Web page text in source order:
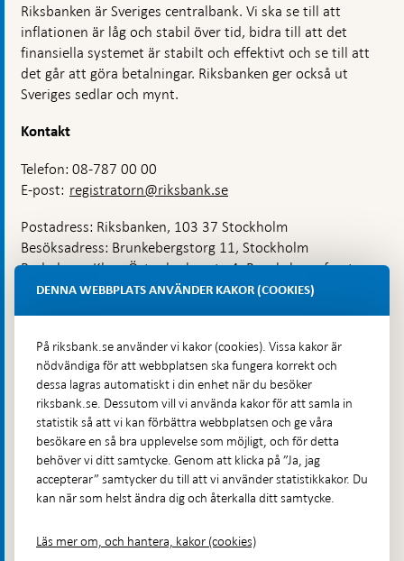
Riksbanken är Sveriges centralbank. Vi ska se till att
inflationen är låg och stabil över tid, bidra till att det
finansiella systemet är stabilt och effektivt och se till att
det går att göra betalningar. Riksbanken ger också ut
Sveriges sedlar och mynt.
Kontakt
Telefon: 08-787 00 00
E-post: registratorn@riksbank.se
Postadress: Riksbanken, 103 37 Stockholm
Besöksadress: Brunkebergstorg 11, Stockholm
Budadress: Klara Östra kyrkogata 4, Brunkebergsfaret,
Lastplats 6
Hitta direkt
Frågor och svar-
Öppnas
i
ny
flik
Till Riksbankens webbarkiv-
Öppnas
i
ny
Presskontakt
Integritetspolicy
DENNA WEBBPLATS ANVÄNDER KAKOR (COOKIES)
På riksbank.se använder vi kakor (cookies). Vissa kakor är
nödvändiga för att webbplatsen ska fungera korrekt och
dessa lagras automatiskt i din enhet när du besöker
riksbank.se. Dessutom vill vi använda kakor för att samla in
statistik så att vi kan förbättra webbplatsen och ge våra
besökare en så bra upplevelse som möjligt, och för detta
behöver vi ditt samtycke. Genom att klicka på ”Ja, jag
accepterar” samtycker du till att vi använder statistikkakor. Du
kan när som helst ändra dig och återkalla ditt samtycke.
Läs mer om, och hantera, kakor (cookies)